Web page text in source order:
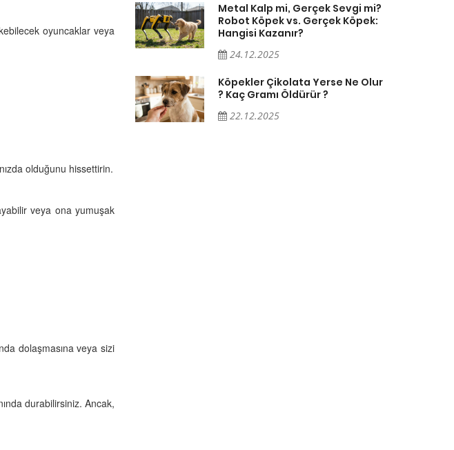
oyuncaklar veya
olduğunu hissettirin.
veya ona yumuşak
dolaşmasına veya sizi
durabilirsiniz. Ancak,
Eğitim: “Köpekler İçin
Metal Kalp mi, Gerçek Sevgi mi?
Robot Köpek vs. Gerçek Köpek:
Hangisi Kazanır?
24.12.2025
Köpekler Çikolata Yerse Ne Olur
? Kaç Gramı Öldürür ?
22.12.2025